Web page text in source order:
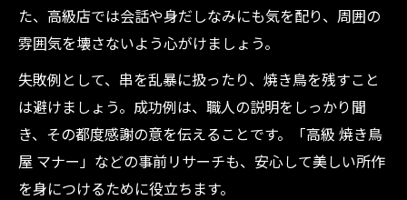
た、高級店では会話や身だしなみにも気を配り、周囲の
雰囲気を壊さないよう心がけましょう。
失敗例として、串を乱暴に扱ったり、焼き鳥を残すこと
は避けましょう。成功例は、職人の説明をしっかり聞
き、その都度感謝の意を伝えることです。「高級 焼き鳥
屋 マナー」などの事前リサーチも、安心して美しい所作
を身につけるために役立ちます。